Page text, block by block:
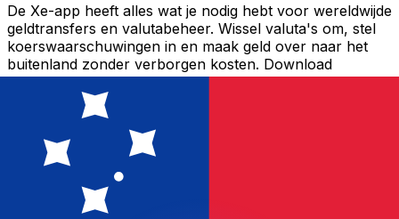
De Xe-app heeft alles wat je nodig hebt voor wereldwijde
geldtransfers en valutabeheer. Wissel valuta's om, stel
koerswaarschuwingen in en maak geld over naar het
buitenland zonder verborgen kosten. Download
vandaag nog!